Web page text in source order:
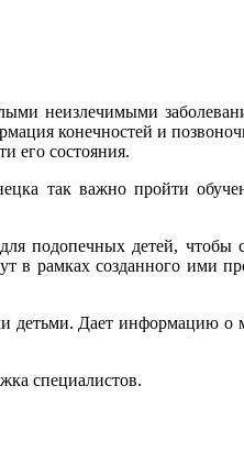
неизлечимыми
конечностей и
его состояния.
так важно пройти
подопечных детей, чтобы
в рамках созданного ими
детьми. Дает информацию о
специалистов.